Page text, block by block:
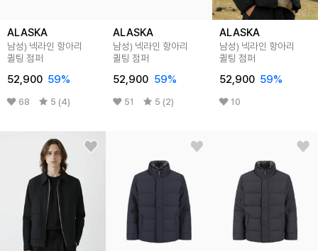
ALASKA
남성) 넥라인 항아리
퀼팅 점퍼
52,900 59%
68 5 (4)
ALASKA
남성) 넥라인 항아리
퀼팅 점퍼
52,900 59%
51 5 (2)
ALASKA
남성) 넥라인 항아리
퀼팅 점퍼
52,900 59%
10